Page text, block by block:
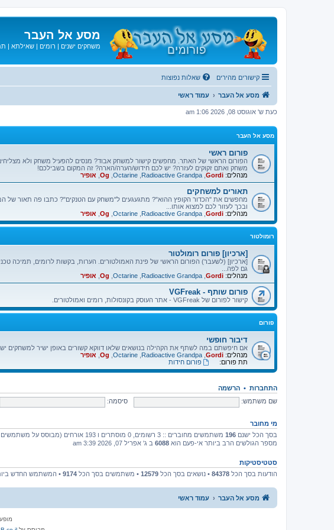
מסע אל העבר
משחקים ישנים | רומים | שאילתא |
קישורים מהירים שאלות נפוצות
מסע אל העבר עמוד ראשי
כעת ש' אוגוסט 08, 2026 1:06 am
מסע אל העבר
פורום ראשי
הפורום הראשי של האתר. מחפשים קישור למשחק אבוד? מנסים להפעיל משחק ולא
משחק ואתם זקוקים לעזרה? יש לכם חידוש/הערה/הארה? זה המקום בשבילכם!
מנהלים: Gordi
Radioactive Grandpa
Octarine
Og אופיר
תאורים למשחקים
מחפשים את "הכדור הקופץ ההוא"? מתגעגעים ל"משחק עם הטנקים"? כתבו פה תאור של
ובכך לעזור לכם למצוא אותו...
מנהלים: Gordi
Radioactive Grandpa
Octarine
Og אופיר
רומולטור
[ארכיון] פורום רומולטור
[ארכיון] (לשעבר) הפורום הראשי של פינת האמולטורים. הערות, בקשות לרומים, תמיכה
גם לפה...
מנהלים: Gordi
Radioactive Grandpa
Octarine
Og אופיר
פורום שותף - VGFreak
קישור לפורום של VGFreak - אתר העוסק בקונסולות, רומים ואמולטורים.
פורום
דיבור חופשי
אם חיפשתם במה לשתף את הקהילה בנושאים שלאו דווקא קשורים באופן ישיר למשחקים
מנהלים: Gordi
Radioactive Grandpa
Octarine
Og אופיר
תת פורום:
פורום חידות
התחברות • הרשמה
שם משתמש:
סיסמה:
מי מחובר
בסך הכל ישנם 196 משתמשים מחוברים :: 3 רשומים, 0 מוסתרים ו 193 אורחים (מבוסס על משתמשים פעילים ב־5 הדקות האחרונות)
מספר הגולשים הרב ביותר אי-פעם הוא 6088 ב ג' אפריל 07, 2026 3:39 am
סטטיסטיקות
הודעות בסך הכל 84378 • נושאים בסך הכל 12579 • משתמשים בסך הכל 9174 • המשתמש החדש
מסע אל העבר עמוד ראשי